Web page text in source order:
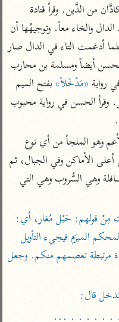
لابن
مركَّزة العبارة
تفسير الجلالين
جامع البيان للإيجي
تفسير البيضاوي
تفسير النسفي
تفسير ابن أبي زمنين
موسوعة التفسير
المأثور
الدر المنثور
تفسير ابن أبي حاتم
الأصل: مُتَدَخَّلاً مِنْ تَدخَّل بالتضعيف، فلما أدغمت التاء في الدال صار
رواية «مَدْخَلاً»
قال: